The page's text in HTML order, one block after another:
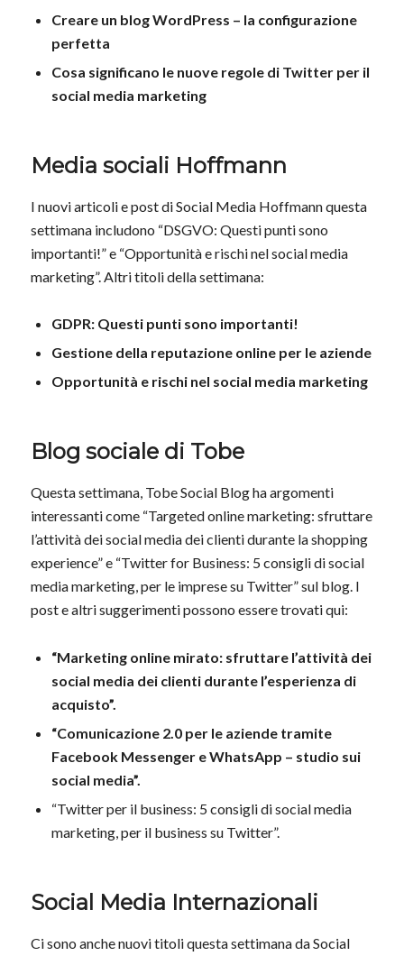
Creare un blog WordPress – la configurazione
perfetta
Cosa significano le nuove regole di Twitter per il
social media marketing
Media sociali Hoffmann
I nuovi articoli e post di Social Media Hoffmann questa
settimana includono “DSGVO: Questi punti sono
importanti!” e “Opportunità e rischi nel social media
marketing”. Altri titoli della settimana:
GDPR: Questi punti sono importanti!
Gestione della reputazione online per le aziende
Opportunità e rischi nel social media marketing
Blog sociale di Tobe
Questa settimana, Tobe Social Blog ha argomenti
interessanti come “Targeted online marketing: sfruttare
l’attività dei social media dei clienti durante la shopping
experience” e “Twitter for Business: 5 consigli di social
media marketing, per le imprese su Twitter” sul blog. I
post e altri suggerimenti possono essere trovati qui:
“Marketing online mirato: sfruttare l’attività dei
social media dei clienti durante l’esperienza di
acquisto”.
“Comunicazione 2.0 per le aziende tramite
Facebook Messenger e WhatsApp – studio sui
social media”.
“Twitter per il business: 5 consigli di social media
marketing, per il business su Twitter”.
Social Media Internazionali
Ci sono anche nuovi titoli questa settimana da Social